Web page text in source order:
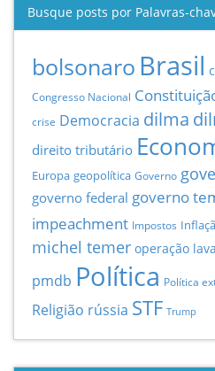
Busque posts por Palavras-
bolsonaro Brasil
Congresso Nacional
crise Democracia dilma
direito tributário
Europa geopolítica Governo
governo federal governo
impeachment Impostos
michel temer operação
pmdb Política Política
Religião rússia STF Trump